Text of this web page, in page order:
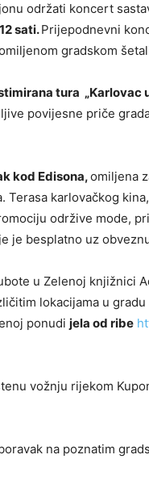
održati koncert
sati.Prijepodnevni
gradskom
tura „Karlovac
povijesne priče
kod Edisona,omiljena
karlovačkog
održive mode,
je besplatno uz
u Zelenoj knjižnici
lokacijama u
ponudi jela od ribe
vožnju rijekom
na poznatim